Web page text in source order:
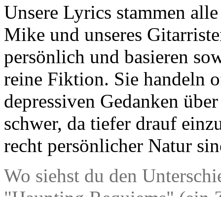
Unsere Lyrics stammen
Mike und unseres
persönlich und basieren
reine Fiktion. Sie handeln
depressiven Gedanken
schwer, da tiefer drauf
recht persönlicher Natur
Wo siehst du den